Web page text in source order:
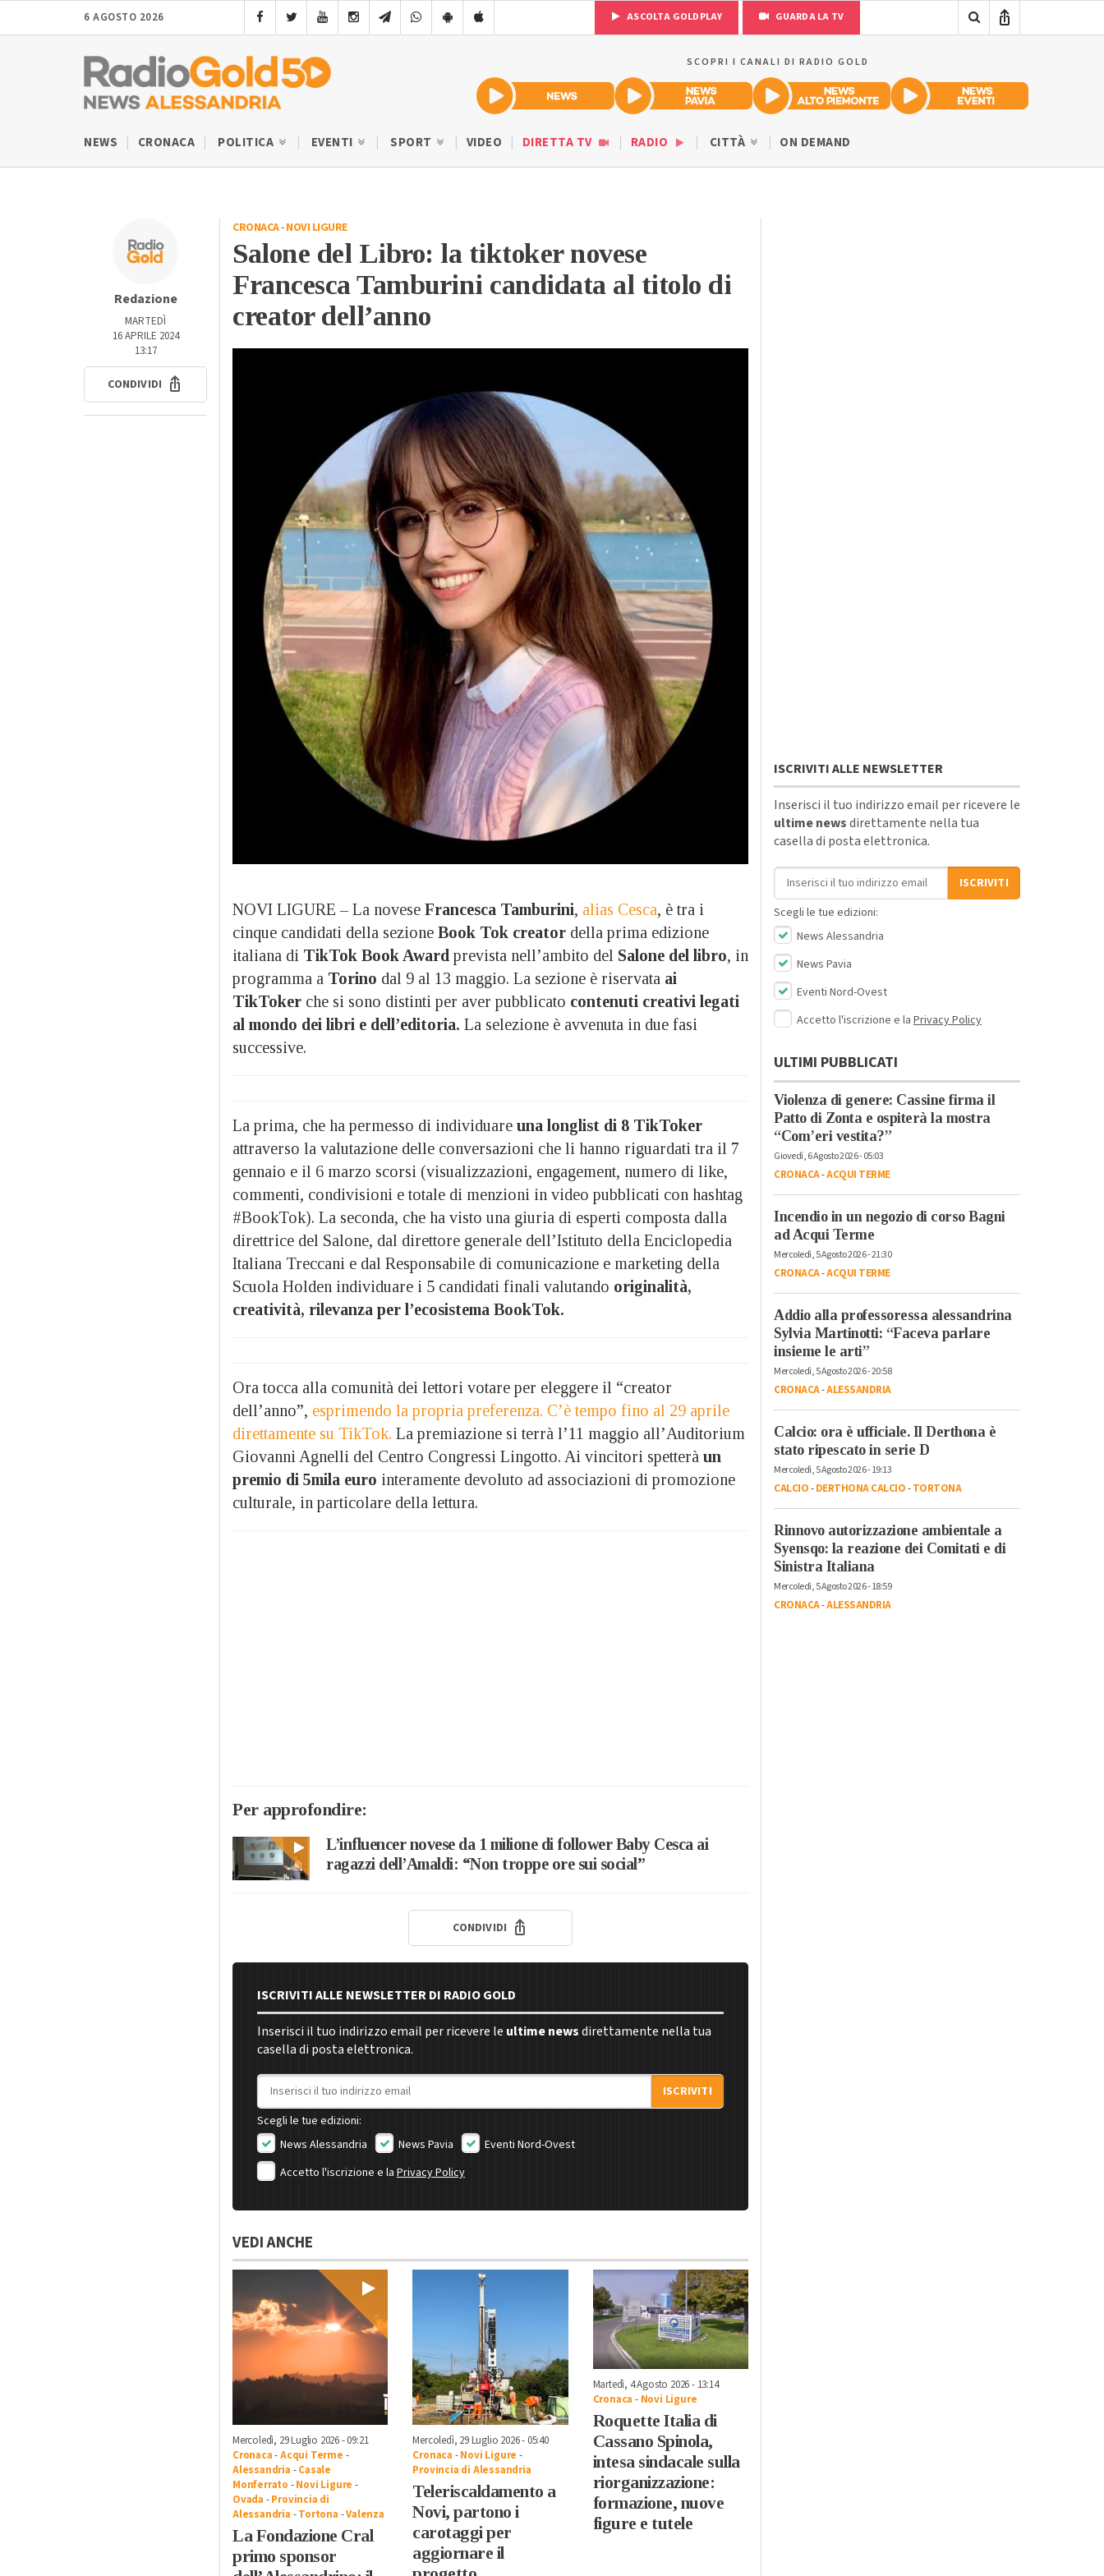
6 AGOSTO 2026 ASCOLTA GOLDPLAY GUARDA LA TV
SCOPRI I CANALI DI RADIO GOLD
NEWS CRONACA POLITICA EVENTI SPORT VIDEO DIRETTA TV RADIO CITTÀ ON DEMAND
Redazione
MARTEDÌ
16 APRILE 2024
13:17
CONDIVIDI
CRONACA-NOVI LIGURE
Salone del Libro: la tiktoker novese
Francesca Tamburini candidata al titolo di
creator dell’anno
NOVI LIGURE – La novese Francesca Tamburini, alias Cesca, è tra i
cinque candidati della sezione Book Tok creator della prima edizione
italiana di TikTok Book Award prevista nell’ambito del Salone del libro, in
programma a Torino dal 9 al 13 maggio. La sezione è riservata ai
TikToker che si sono distinti per aver pubblicato contenuti creativi legati
al mondo dei libri e dell’editoria. La selezione è avvenuta in due fasi
successive.
La prima, che ha permesso di individuare una longlist di 8 TikToker
attraverso la valutazione delle conversazioni che li hanno riguardati tra il 7
gennaio e il 6 marzo scorsi (visualizzazioni, engagement, numero di like,
commenti, condivisioni e totale di menzioni in video pubblicati con hashtag
#BookTok). La seconda, che ha visto una giuria di esperti composta dalla
direttrice del Salone, dal direttore generale dell’Istituto della Enciclopedia
Italiana Treccani e dal Responsabile di comunicazione e marketing della
Scuola Holden individuare i 5 candidati finali valutando originalità,
creatività, rilevanza per l’ecosistema BookTok.
Ora tocca alla comunità dei lettori votare per eleggere il “creator
dell’anno”, esprimendo la propria preferenza. C’è tempo fino al 29 aprile
direttamente su TikTok. La premiazione si terrà l’11 maggio all’Auditorium
Giovanni Agnelli del Centro Congressi Lingotto. Ai vincitori spetterà un
premio di 5mila euro interamente devoluto ad associazioni di promozione
culturale, in particolare della lettura.
Per approfondire:
L’influencer novese da 1 milione di follower Baby Cesca ai
ragazzi dell’Amaldi: “Non troppe ore sui social”
CONDIVIDI
ISCRIVITI ALLE NEWSLETTER DI RADIO GOLD
Inserisci il tuo indirizzo email per ricevere le ultime newsdirettamente nella tua
casella di posta elettronica.
Indirizzo email
ISCRIVITI
Scegli le tue edizioni:
News Alessandria
News Pavia
Eventi Nord-Ovest
Accetto l'iscrizione e la Privacy Policy
VEDI ANCHE
Mercoledì, 29 Luglio 2026 - 09:21
Cronaca-Acqui Terme -
Alessandria -Casale
Monferrato -Novi Ligure -
Ovada -Provincia di
Alessandria -Tortona -Valenza
La Fondazione Cral
primo sponsor
Mercoledì, 29 Luglio 2026 - 05:40
Cronaca -Novi Ligure -
Provincia di Alessandria
Teleriscaldamento a
Novi, partono i
carotaggi per
aggiornare il
Martedì, 4 Agosto 2026 - 13:14
Cronaca - Novi Ligure
Roquette Italia di
Cassano Spinola,
intesa sindacale sulla
riorganizzazione:
formazione, nuove
figure e tutele
ISCRIVITI ALLE NEWSLETTER
Inserisci il tuo indirizzo email per ricevere le
ultime newsdirettamente nella tua
casella di posta elettronica.
Indirizzo email
ISCRIVITI
Scegli le tue edizioni:
News Alessandria
News Pavia
Eventi Nord-Ovest
Accetto l'iscrizione e la Privacy Policy
ULTIMI PUBBLICATI
Violenza di genere: Cassine firma il
Patto di Zonta e ospiterà la mostra
“Com’eri vestita?”
Giovedì, 6 Agosto 2026 - 05:03
CRONACA-ACQUI TERME
Incendio in un negozio di corso Bagni
ad Acqui Terme
Mercoledì, 5 Agosto 2026 - 21:30
CRONACA-ACQUI TERME
Addio alla professoressa alessandrina
Sylvia Martinotti: “Faceva parlare
insieme le arti”
Mercoledì, 5 Agosto 2026 - 20:58
CRONACA-ALESSANDRIA
Calcio: ora è ufficiale. Il Derthona è
stato ripescato in serie D
Mercoledì, 5 Agosto 2026 - 19:13
CALCIO-DERTHONA CALCIO-TORTONA
Rinnovo autorizzazione ambientale a
Syensqo: la reazione dei Comitati e di
Sinistra Italiana
Mercoledì, 5 Agosto 2026 - 18:59
CRONACA-ALESSANDRIA